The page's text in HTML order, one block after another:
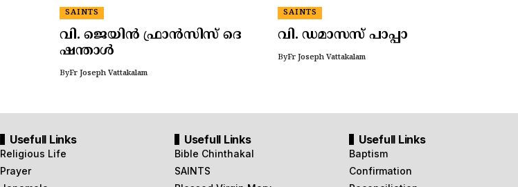
SAINTS
വി. ജെയിൻ ഫ്രാൻസിസ് ദെ
ഷന്താൾ
ByFr Joseph Vattakalam
SAINTS
വി. ഡമാസസ് പാപ്പാ
ByFr Joseph Vattakalam
Usefull Links
Religious Life
Prayer
Usefull Links
Bible Chinthakal
SAINTS
Usefull Links
Baptism
Confirmation